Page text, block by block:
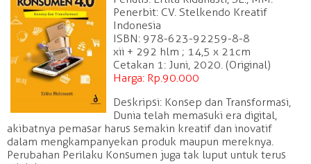
Penerbit: CV. Stelkendo Kreatif
Indonesia
ISBN: 978-623-92259-8-8
xii + 292 hlm ; 14,5 x 21cm
Cetakan 1: Juni, 2020. (Original)
Harga: Rp.90.000
Deskripsi: Konsep dan Transformasi,
Dunia telah memasuki era digital,
akibatnya pemasar harus semakin kreatif dan inovatif
dalam mengkampanyekan produk maupun mereknya.
Perubahan Perilaku Konsumen juga tak luput untuk terus